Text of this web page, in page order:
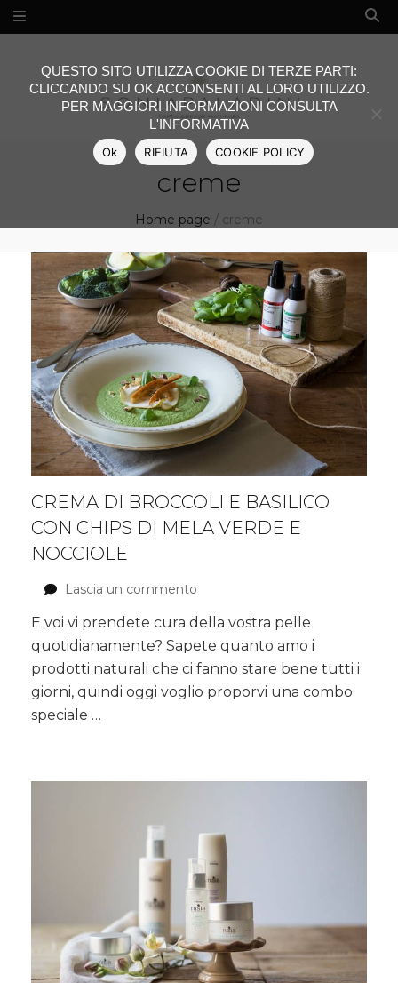
creme
Home page / creme
CREMA DI BROCCOLI E BASILICO
CON CHIPS DI MELA VERDE E
NOCCIOLE
Lascia un commento
di
broccoli
e
con
E voi vi prendete cura della vostra pelle
quotidianamente? Sapete quanto amo i
prodotti naturali che ci fanno stare bene tutti i
giorni, quindi oggi voglio proporvi una combo
speciale …
QUESTO SITO UTILIZZA COOKIE DI TERZE PARTI:
CLICCANDO SU OK ACCONSENTI AL LORO UTILIZZO.
PER MAGGIORI INFORMAZIONI CONSULTA
L'INFORMATIVA
Ok RIFIUTA COOKIE POLICY